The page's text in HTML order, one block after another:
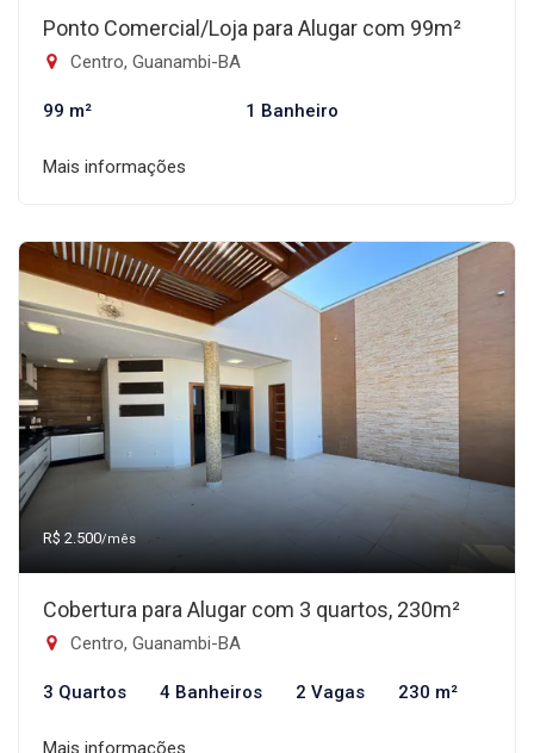
Ponto Comercial/Loja para Alugar com 99m²
Centro, Guanambi-BA
99 m² 1 Banheiro
Mais informações
R$ 2.500/mês
Cobertura para Alugar com 3 quartos, 230m²
Centro, Guanambi-BA
3 Quartos 4 Banheiros 2 Vagas 230 m²
Mais informações